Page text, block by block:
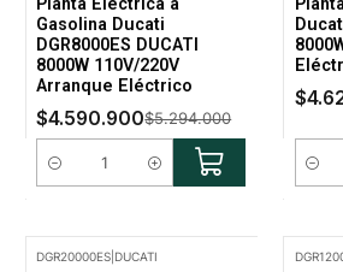
Planta Eléctrica a
Gasolina Ducati
DGR8000ES DUCATI
8000W 110V/220V
Arranque Eléctrico
$4.590.900$5.294.000
Cantidad
DGR20000ES DUCATI